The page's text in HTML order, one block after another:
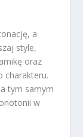
a
style,
oraz
charakteru.
tym samym
w